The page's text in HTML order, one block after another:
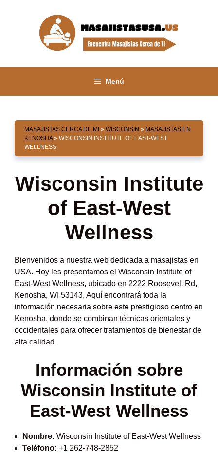
Menú
MASAJISTAS CERCA DE MI » WISCONSIN » MASAJISTAS EN
KENOSHA» WISCONSIN INSTITUTE OF EAST-WEST
WELLNESS
Wisconsin Institute
of East-West
Wellness
Bienvenidos a nuestra web dedicada a masajistas en
USA. Hoy les presentamos el Wisconsin Institute of
East-West Wellness, ubicado en 2222 Roosevelt Rd,
Kenosha, WI 53143. Aquí encontrará toda la
información necesaria sobre este prestigioso centro en
Kenosha, donde se combinan técnicas orientales y
occidentales para ofrecer tratamientos de bienestar de
alta calidad.
Información sobre
Wisconsin Institute of
East-West Wellness
Nombre: Wisconsin Institute of East-West Wellness
Teléfono: +1 262-748-2852